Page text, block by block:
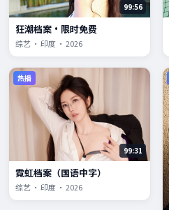
99:56
狂潮档案·限时免费
综艺 · 印度 · 2026
热播
99:31
霓虹档案（国语中字）
综艺 · 印度 · 2026